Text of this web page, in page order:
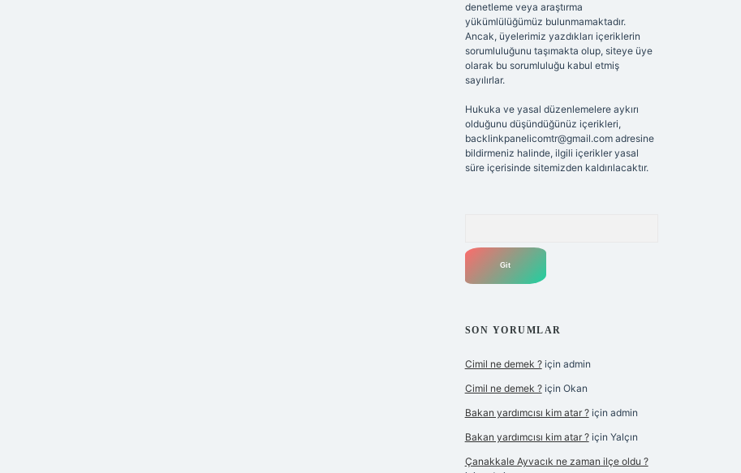
denetleme veya araştırma
yükümlülüğümüz bulunmamaktadır.
Ancak, üyelerimiz yazdıkları içeriklerin
sorumluluğunu taşımakta olup, siteye üye
olarak bu sorumluluğu kabul etmiş
sayılırlar.
Hukuka ve yasal düzenlemelere aykırı
olduğunu düşündüğünüz içerikleri,
backlinkpanelicomtr@gmail.comadresine
bildirmeniz halinde, ilgili içerikler yasal
süre içerisinde sitemizden kaldırılacaktır.
SON YORUMLAR
Cimil ne demek ?için admin
Cimil ne demek ?için Okan
Bakan yardımcısı kim atar ?için admin
Bakan yardımcısı kim atar ?için Yalçın
Çanakkale Ayvacık ne zaman ilçe oldu ?